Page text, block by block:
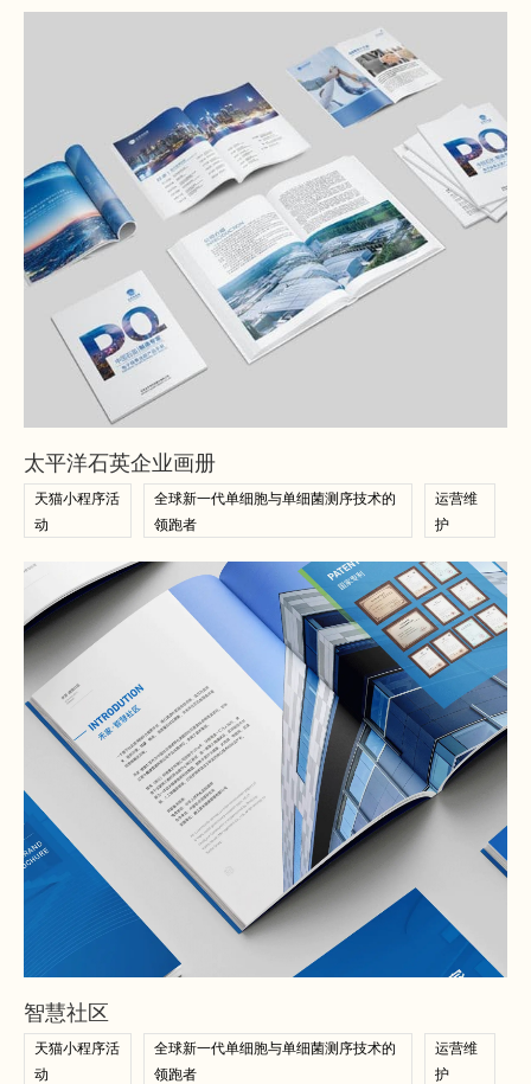
查看案例
太平洋石英企业画册
天猫小程序活
动
全球新一代单细胞与单细菌测序技术的
领跑者
运营维
护
查看案例
查看案例
智慧社区
天猫小程序活
动
全球新一代单细胞与单细菌测序技术的
领跑者
运营维
护